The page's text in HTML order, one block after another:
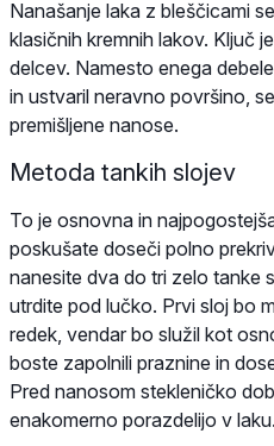
Nanašanje laka z bleščicami
klasičnih kremnih lakov. Ključ
delcev. Namesto enega
in ustvaril neravno površino,
premišljene nanose.
Metoda tankih slojev
To je osnovna in
poskušate doseči polno
nanesite dva do tri zelo tanke
utrdite pod lučko. Prvi sloj bo
redek, vendar bo služil kot
boste zapolnili praznine in
Pred nanosom stekleničko
enakomerno porazdelijo v laku.